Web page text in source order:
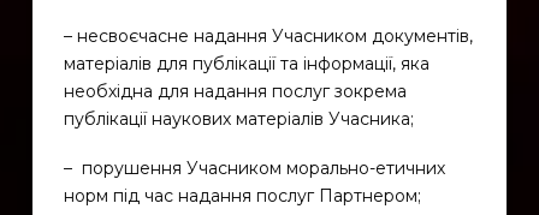
– несвоєчасне надання Учасником документів,
матеріалів для публікації та інформації, яка
необхідна для надання послуг зокрема
публікації наукових матеріалів Учасника;
– порушення Учасником морально-етичних
норм під час надання послуг Партнером;